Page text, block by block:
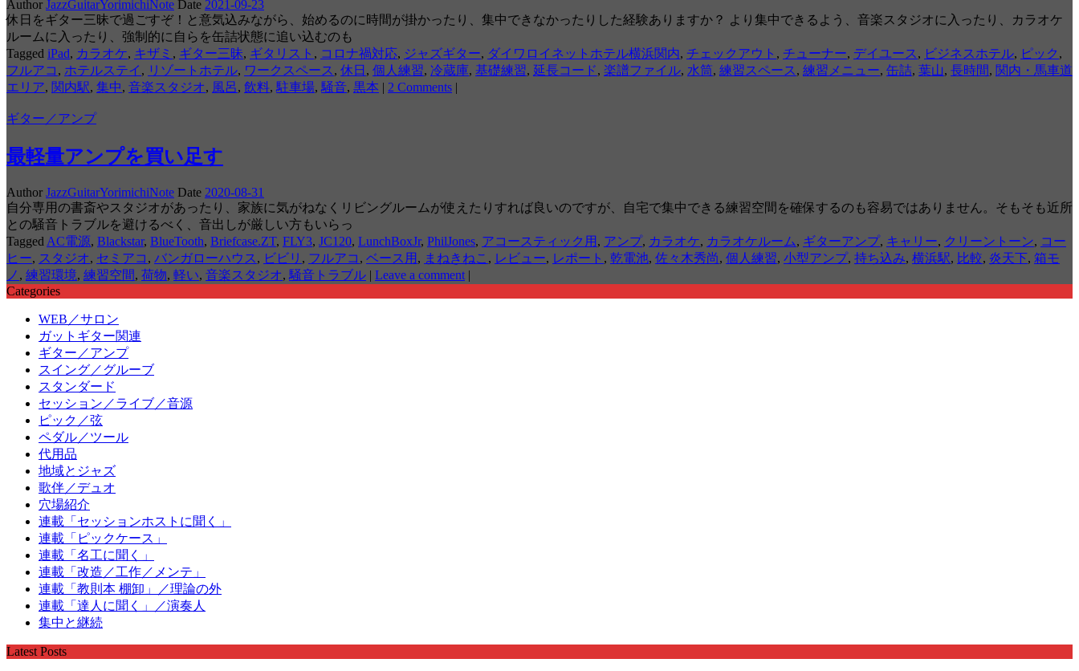
Author JazzGuitarYorimichiNote Date 2021-09-23
休日をギター三昧で過ごすぞ！と意気込みながら、始めるのに時間が掛かったり、集中できなかったりした経験ありますか？ より集中できるよう、音楽スタジオに入ったり、カラオケ
ルームに入ったり、強制的に自らを缶詰状態に追い込むのも
Tagged iPad, カラオケ, キザミ , ギター三昧, ギタリスト , コロナ禍対応, ジャズギター, ダイワロイネットホテル横浜関内, チェックアウト , チューナー, デイユース , ビジネスホテル, ピック ,
フルアコ , ホテルステイ , リゾートホテル, ワークスペース , 休日 , 個人練習, 冷蔵庫, 基礎練習, 延長コード, 楽譜ファイル, 水筒, 練習スペース , 練習メニュー, 缶詰, 葉山, 長時間, 関内・馬車道
エリア, 関内駅, 集中, 音楽スタジオ, 風呂, 飲料, 駐車場, 騒音, 黒本 | 2 Comments |
ギター／アンプ
最軽量アンプを買い足す
Author JazzGuitarYorimichiNote Date 2020-08-31
自分専用の書斎やスタジオがあったり、家族に気がねなくリビングルームが使えたりすれば良いのですが、自宅で集中できる練習空間を確保するのも容易ではありません。そもそも近所
との騒音トラブルを避けるべく、音出しが厳しい方もいらっ
Tagged AC電源, Blackstar, BlueTooth, Briefcase.ZT, FLY3, JC120, LunchBoxJr, PhilJones, アコースティック用 , アンプ, カラオケ, カラオケルーム, ギターアンプ, キャリー, クリーントーン, コー
ヒー, スタジオ, セミアコ , バンガローハウス , ビビリ , フルアコ , ベース用 , まねきねこ , レビュー, レポート , 乾電池, 佐々木秀尚, 個人練習, 小型アンプ, 持ち込み, 横浜駅, 比較, 炎天下, 箱モ
ノ , 練習環境, 練習空間, 荷物, 軽い, 音楽スタジオ, 騒音トラブル | Leave a comment |
Categories
WEB／サロン
ガットギター関連
ギター／アンプ
スイング／グルーブ
スタンダード
セッション／ライブ／音源
ピック／弦
ペダル／ツール
代用品
地域とジャズ
歌伴／デュオ
穴場紹介
連載「セッションホストに聞く」
連載「ピックケース」
連載「名工に聞く」
連載「改造／工作／メンテ」
連載「教則本 棚卸」／理論の外
連載「達人に聞く」／演奏人
集中と継続
Latest Posts